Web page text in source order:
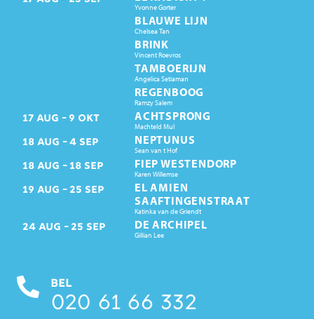
Yvonne Gorter
BLAUWE LIJN
Chelsea Tan
BRINK
Vincent Roevros
TAMBOERIJN
Angelica Setiaman
REGENBOOG
Ramzy Salem
17 AUG 9 OKT ACHTSPRONG
Machteld Mul
18 AUG 4 SEP NEPTUNUS
Sean van t Hof
18 AUG 18 SEP FIEP WESTENDORP
Karen Willemse
19 AUG 25 SEP
EL AMIEN
SAAFTINGENSTRAAT
Katinka van de Griendt
24 AUG 25 SEP DE ARCHIPEL
Gillian Lee
BEL
020 61 66 332